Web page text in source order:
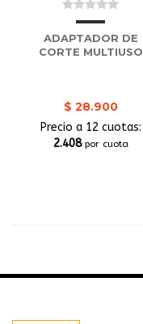
ADAPTADOR DE
CORTE MULTIUSO
$ 28.900
Precio a 12 cuotas:
2.408 por cuota